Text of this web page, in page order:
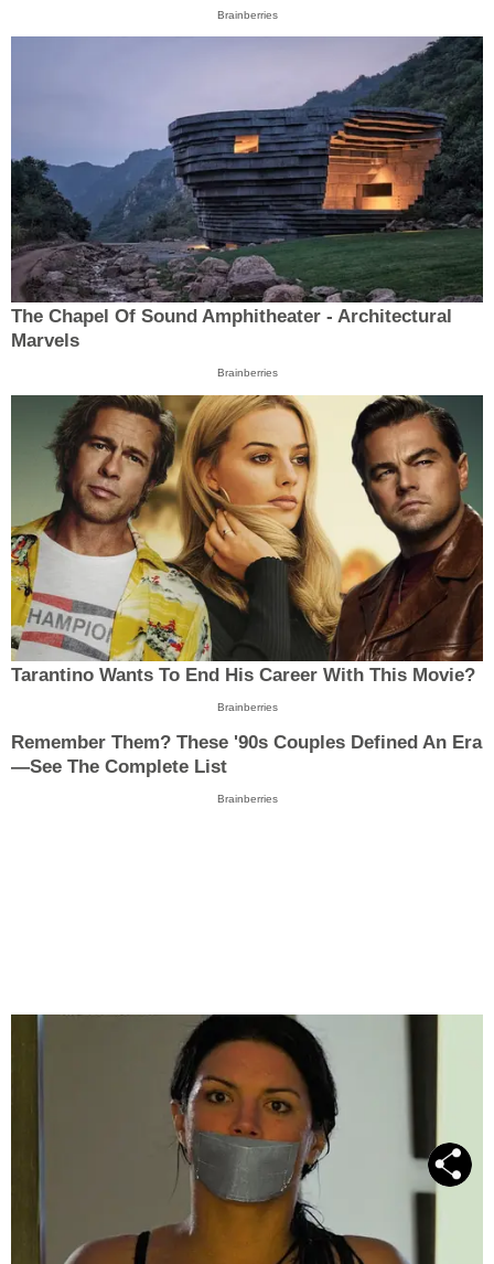
Brainberries
The Chapel Of Sound Amphitheater - Architectural
Marvels
Brainberries
Tarantino Wants To End His Career With This Movie?
Brainberries
Remember Them? These '90s Couples Defined An Era
—See The Complete List
Brainberries